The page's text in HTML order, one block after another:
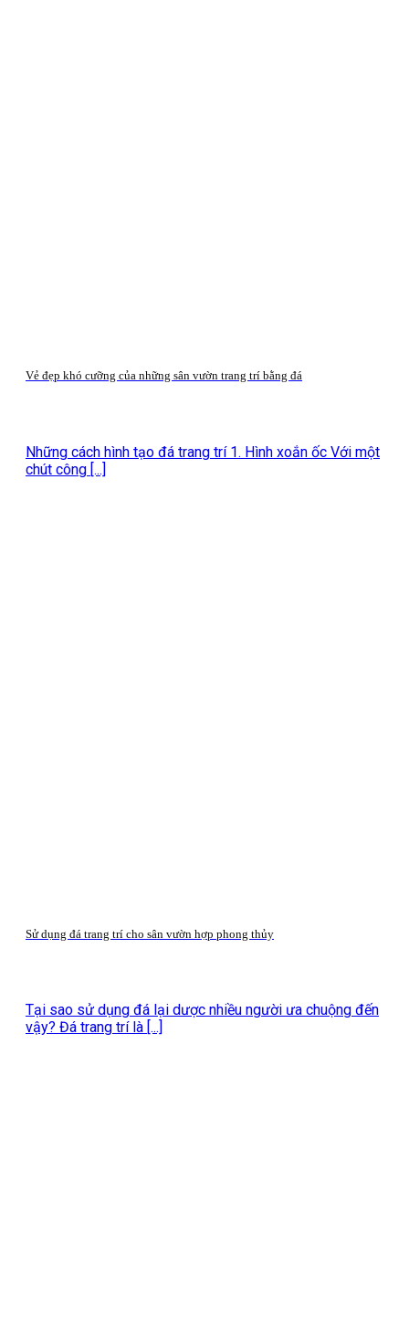
Vẻ đẹp khó cưỡng của những sân vườn trang trí bằng đá
Những cách hình tạo đá trang trí 1. Hình xoắn ốc Với một
chút công [...]
Sử dụng đá trang trí cho sân vườn hợp phong thủy
Tại sao sử dụng đá lại dược nhiều người ưa chuộng đến
vậy? Đá trang trí là [...]